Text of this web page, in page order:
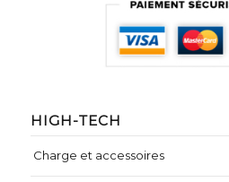
HIGH-TECH
Charge et accessoires